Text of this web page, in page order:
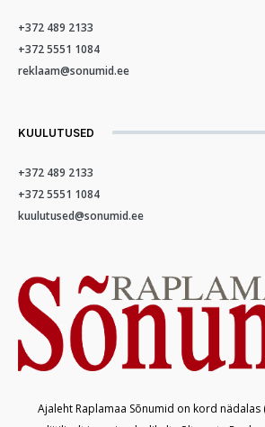
+372 489 2133
+372 5551 1084
reklaam@sonumid.ee
KUULUTUSED
+372 489 2133
+372 5551 1084
kuulutused@sonumid.ee
Ajaleht Raplamaa Sõnumid on kord